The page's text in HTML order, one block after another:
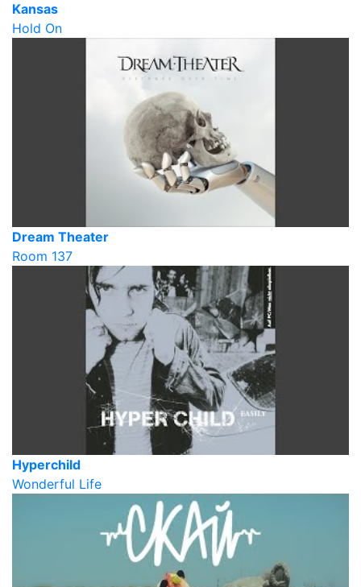
Kansas
Hold On
Dream Theater
Room 137
Hyperchild
Wonderful Life